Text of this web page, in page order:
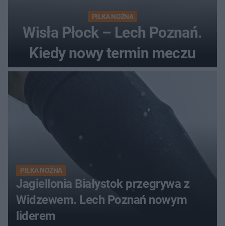
PIŁKA NOŻNA
Wisła Płock – Lech Poznań.
Kiedy nowy termin meczu
PIŁKA NOŻNA
Jagiellonia Białystok przegrywa z
Widzewem. Lech Poznań nowym
liderem